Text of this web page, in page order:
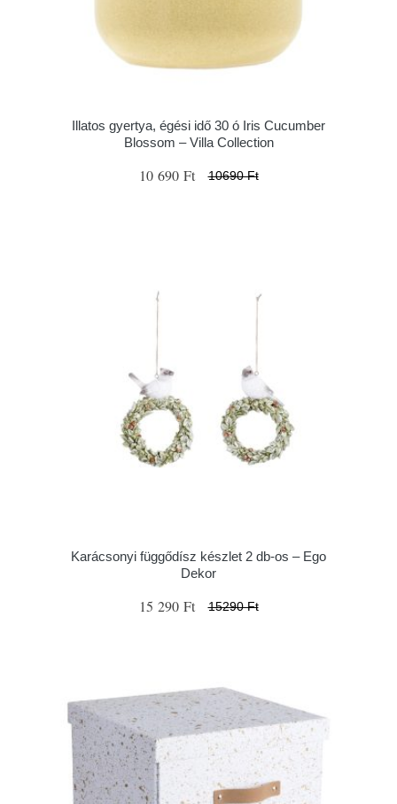
Illatos gyertya, égési idő 30 ó Iris Cucumber
Blossom – Villa Collection
10 690 Ft 10690 Ft
Karácsonyi függődísz készlet 2 db-os – Ego
Dekor
15 290 Ft 15290 Ft